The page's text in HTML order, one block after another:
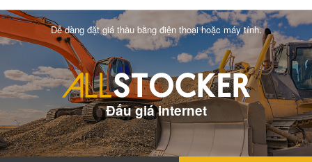
Dễ dàng đặt giá thầu bằng điện thoại hoặc máy tính.
Đấu giá internet